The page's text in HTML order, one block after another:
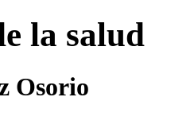
la salud
Osorio